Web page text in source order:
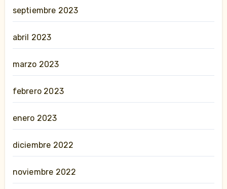
septiembre 2023
abril 2023
marzo 2023
febrero 2023
enero 2023
diciembre 2022
noviembre 2022